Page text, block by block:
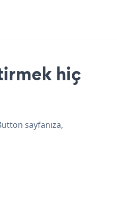
hiç
sayfanıza,